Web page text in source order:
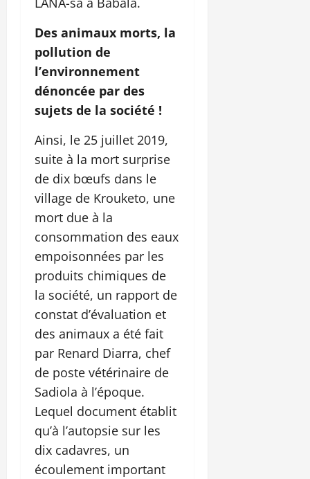
Des animaux morts, la
pollution de
l’environnement
dénoncée par des
sujets de la société !
Ainsi, le 25 juillet 2019,
suite à la mort surprise
de dix bœufs dans le
village de Krouketo, une
mort due à la
consommation des eaux
empoisonnées par les
produits chimiques de
la société, un rapport de
constat d’évaluation et
des animaux a été fait
par Renard Diarra, chef
de poste vétérinaire de
Sadiola à l’époque.
Lequel document établit
qu’à l’autopsie sur les
dix cadavres, un
écoulement important